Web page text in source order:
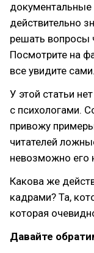
документальные
действительно
решать вопросы
Посмотрите на
все увидите сами.
У этой статьи
с психологами.
привожу
читателей
невозможно его
Какова же
кадрами? Та,
которая
Давайте